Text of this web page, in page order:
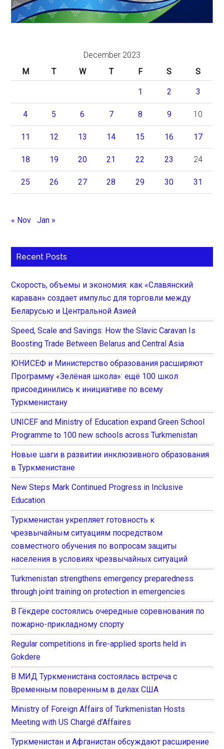
December 2023
M
T W T F S S
1 2 3
4 5 6 7 8 9 10
11 12 13 14 15 16 17
18 19 20 21 22 23 24
25 26 27 28 29 30 31
« Nov Jan »
Recent Posts
Скорость, объемы и экономия: как «Славянский
караван» создает импульс для торговли между
Беларусью и Центральной Азией
Speed, Scale and Savings: How the Slavic Caravan Is
Boosting Trade Between Belarus and Central Asia
ЮНИСЕФ и Министерство образования расширяют
Программу «Зелёная школа»: ещё 100 школ
присоединились к инициативе по всему
Туркменистану
UNICEF and Ministry of Education expand Green School
Programme to 100 new schools across Turkmenistan
Новые шаги в развитии инклюзивного образования
в Туркменистане
New Steps Mark Continued Progress in Inclusive
Education
Туркменистан укрепляет готовность к
чрезвычайным ситуациям посредством
совместного обучения по вопросам защиты
населения в условиях чрезвычайных ситуаций
Turkmenistan strengthens emergency preparedness
through joint training on protection in emergencies
В Гёкдере состоялись очередные соревнования по
пожарно-прикладному спорту
Regular competitions in fire-applied sports held in
Gokdere
В МИД Туркменистана состоялась встреча с
Временным поверенным в делах США
Ministry of Foreign Affairs of Turkmenistan Hosts
Meeting with US Chargé d’Affaires
Туркменистан и Афганистан обсуждают расширение